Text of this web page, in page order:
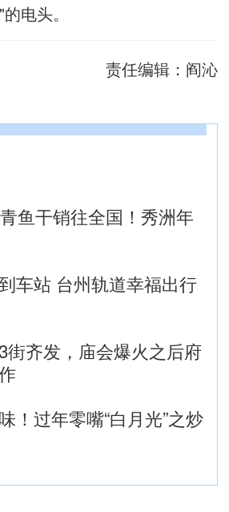
电头。
责任编辑： 阎沁
鱼干销往全国！秀洲年
车站 台州轨道幸福出行
街齐发，庙会爆火之后府
！过年零嘴“白月光”之炒